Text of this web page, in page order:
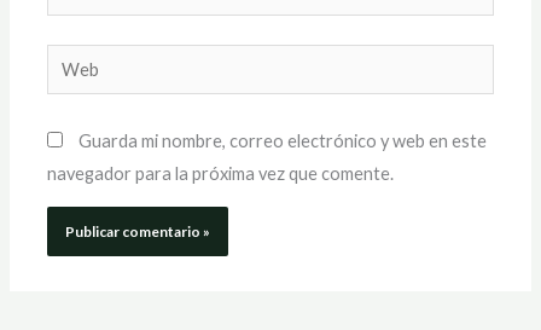
electrónico*
Web
Guarda mi nombre, correo electrónico y web en este
navegador para la próxima vez que comente.